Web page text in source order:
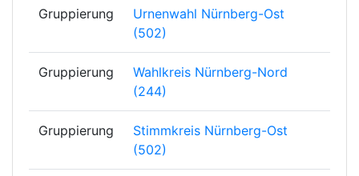
Gruppierung
Urnenwahl Nürnberg-Ost
(502)
Gruppierung
Wahlkreis Nürnberg-Nord
(244)
Gruppierung
Stimmkreis Nürnberg-Ost
(502)